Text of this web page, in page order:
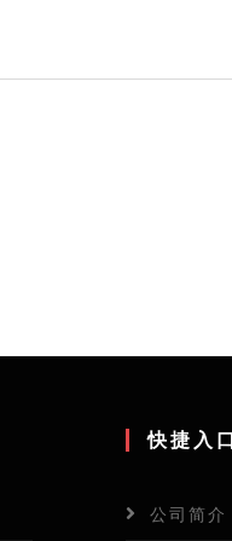
快捷入口
公司简介